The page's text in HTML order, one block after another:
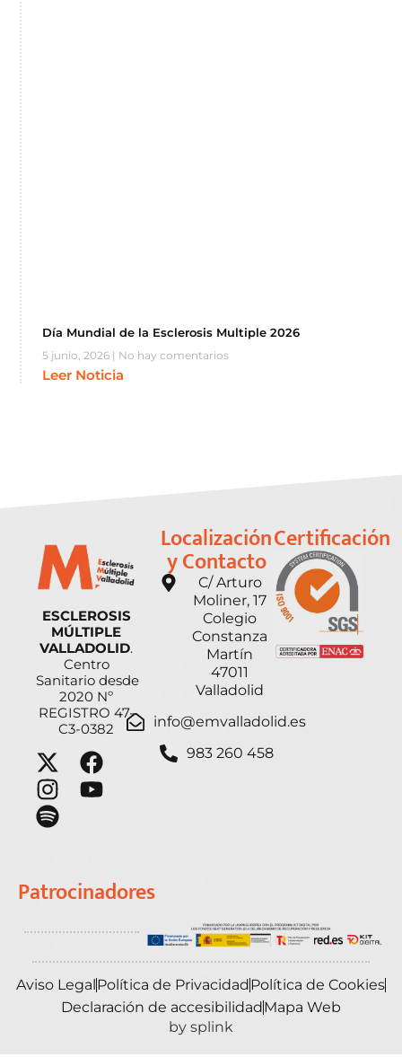
Día Mundial de la Esclerosis Multiple 2026
5 junio, 2026 No hay comentarios
Leer Noticia
ESCLEROSIS
MÚLTIPLE
VALLADOLID.
Centro
Sanitario desde
2020 Nº
REGISTRO 47-
C3-0382
Localización
y Contacto
C/ Arturo
Moliner, 17
Colegio
Constanza
Martín
47011
Valladolid
info@emvalladolid.es
983 260 458
Certificación
Patrocinadores
Aviso Legal Política de Privacidad Política de Cookies
Declaración de accesibilidad Mapa Web
by splink